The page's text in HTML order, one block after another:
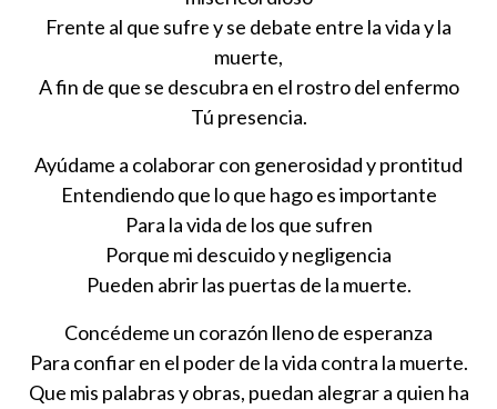
Frente al que sufre y se debate entre la vida y la
muerte,
A fin de que se descubra en el rostro del enfermo
Tú presencia.
Ayúdame a colaborar con generosidad y prontitud
Entendiendo que lo que hago es importante
Para la vida de los que sufren
Porque mi descuido y negligencia
Pueden abrir las puertas de la muerte.
Concédeme un corazón lleno de esperanza
Para confiar en el poder de la vida contra la muerte.
Que mis palabras y obras, puedan alegrar a quien ha